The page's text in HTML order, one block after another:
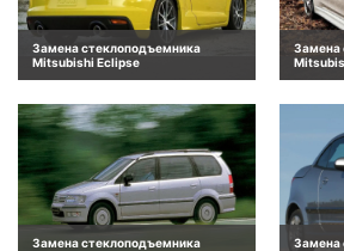
Замена стеклоподъемника
Mitsubishi Eclipse
Замена
Замена стеклоподъемника
Замена